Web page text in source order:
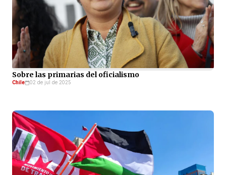
Sobre las primarias del oficialismo
Chile 02 de jul de 2025